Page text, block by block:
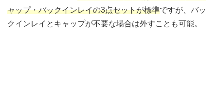
ャップ・バックインレイの3点セットが標準ですが、バッ
クインレイとキャップが不要な場合は外すことも可能。